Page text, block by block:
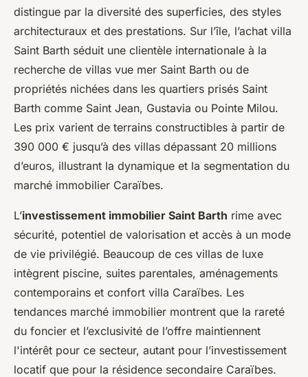
distingue par la diversité des superficies, des styles
architecturaux et des prestations. Sur l’île, l’achat villa
Saint Barth séduit une clientèle internationale à la
recherche de villas vue mer Saint Barth ou de
propriétés nichées dans les quartiers prisés Saint
Barth comme Saint Jean, Gustavia ou Pointe Milou.
Les prix varient de terrains constructibles à partir de
390 000 € jusqu’à des villas dépassant 20 millions
d’euros, illustrant la dynamique et la segmentation du
marché immobilier Caraïbes.
L’investissement immobilier Saint Barth rime avec
sécurité, potentiel de valorisation et accès à un mode
de vie privilégié. Beaucoup de ces villas de luxe
intègrent piscine, suites parentales, aménagements
contemporains et confort villa Caraïbes. Les
tendances marché immobilier montrent que la rareté
du foncier et l’exclusivité de l’offre maintiennent
l'intérêt pour ce secteur, autant pour l’investissement
locatif que pour la résidence secondaire Caraïbes.